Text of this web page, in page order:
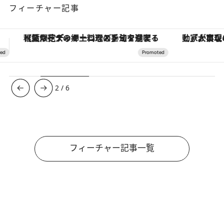
フィーチャー記事
「大事なのは地域の意識を変えること」。ロレックス賞受賞の自然保護活動家が実現させたナイジェリアの自然環境の復活
3 /6
フィーチャー記事一覧